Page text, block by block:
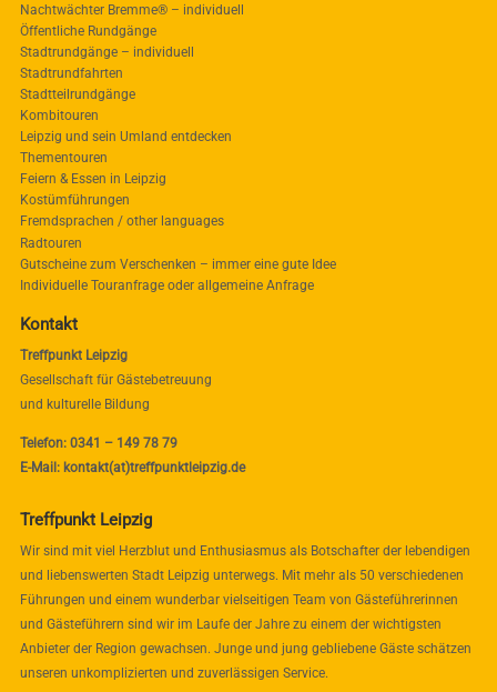
Nachtwächter Bremme® – individuell
Öffentliche Rundgänge
Stadtrundgänge – individuell
Stadtrundfahrten
Stadtteilrundgänge
Kombitouren
Leipzig und sein Umland entdecken
Thementouren
Feiern & Essen in Leipzig
Kostümführungen
Fremdsprachen / other languages
Radtouren
Gutscheine zum Verschenken – immer eine gute Idee
Individuelle Touranfrage oder allgemeine Anfrage
Kontakt
Treffpunkt Leipzig
Gesellschaft für Gästebetreuung
und kulturelle Bildung
Telefon: 0341 – 149 78 79
E-Mail: kontakt(at)treffpunktleipzig.de
Treffpunkt Leipzig
Wir sind mit viel Herzblut und Enthusiasmus als Botschafter der lebendigen
und liebenswerten Stadt Leipzig unterwegs. Mit mehr als 50 verschiedenen
Führungen und einem wunderbar vielseitigen Team von Gästeführerinnen
und Gästeführern sind wir im Laufe der Jahre zu einem der wichtigsten
Anbieter der Region gewachsen. Junge und jung gebliebene Gäste schätzen
unseren unkomplizierten und zuverlässigen Service.